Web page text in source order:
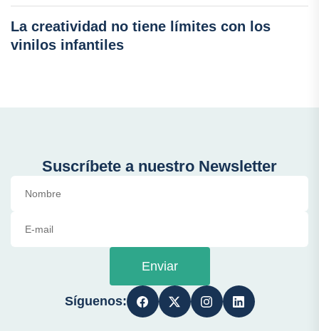
La creatividad no tiene límites con los
vinilos infantiles
Suscríbete a nuestro Newsletter
Enviar
Síguenos: